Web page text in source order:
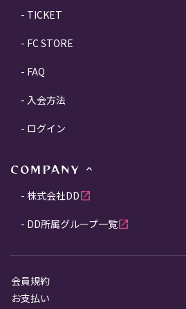
TICKET
FC STORE
FAQ
入会方法
ログイン
COMPANY
株式会社DDopen_in_new
DD所属グループ一覧open_in_new
会員規約
お支払い